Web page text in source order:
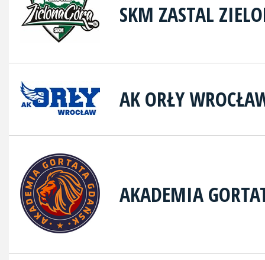
SKM ZASTAL
AK ORŁY
AKADEMIA